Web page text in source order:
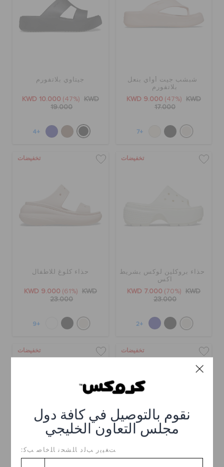
نقوم بالتوصيل في كافة دول
مجلس التعاون الخليجي
ﺖﻐﻴﻳﺭ ﺐﻟﺩ ﺎﻠﺸﺤﻧ ﺎﻠﺧﺎﺻ ﺐﻛ:
شبشب جيت أواي بنعل
بلاتفورم
KWD 9.000 (47%)
KWD
17.000
+7
جيتاوي بلاتفورم
KWD 10.000 (47%)
KWD
19.000
+4
تخفيضات
حذاء بروكلين لوكس بشريط
اكس
KWD 7.000 (70%)
KWD
23.000
+2
تخفيضات
حذاء كلوغ للاطفال
KWD 9.000 (61%)
KWD
23.000
+9
تخفيضات تخفيضات